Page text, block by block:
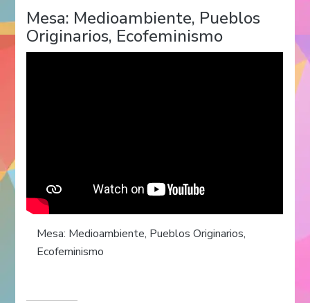
Mesa: Medioambiente, Pueblos
Originarios, Ecofeminismo
Mesa: Medioambiente, Pueblos Originarios,
Ecofeminismo